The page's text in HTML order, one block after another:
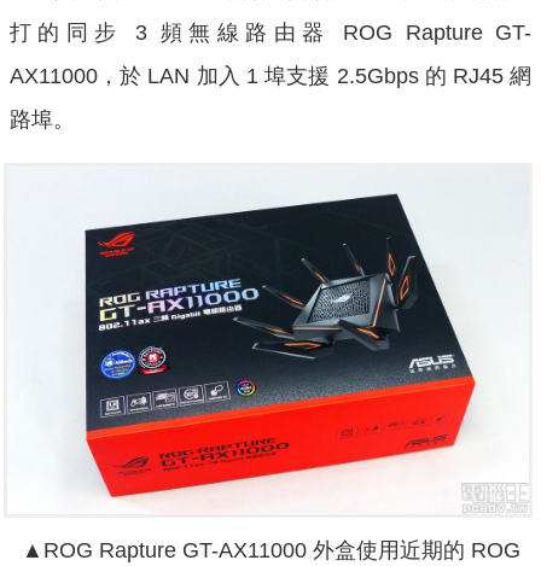
打的同步 3 頻無線路由器 ROG Rapture GT-
AX11000，於 LAN 加入 1 埠支援 2.5Gbps 的 RJ45 網
路埠。
▲ROG Rapture GT-AX11000 外盒使用近期的 ROG